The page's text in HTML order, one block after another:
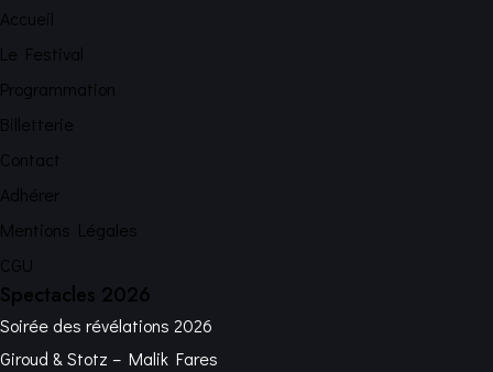
Accueil
Le Festival
Programmation
Billetterie
Contact
Adhérer
Mentions Légales
CGU
Spectacles 2026
Soirée des révélations 2026
Giroud & Stotz – Malik Fares